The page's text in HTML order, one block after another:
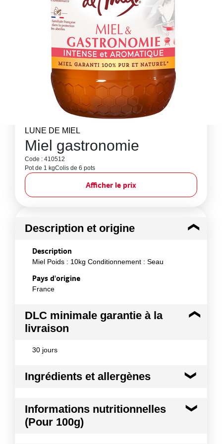
LUNE DE MIEL
Miel gastronomie
Code : 410512
Pot de 1 kgColis de 6 pots
Afficher le prix
Description et origine
Description
Miel Poids : 10kg Conditionnement : Seau
Pays d'origine
France
DLC minimale garantie à la
livraison
30 jours
Ingrédients et allergènes
Miel 100% pur et naturel
Conformément aux informations transmises
Informations nutritionnelles
(Pour 100g)